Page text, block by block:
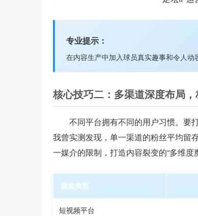
专业提示：
在内容生产中加入球员真实趣事和令人动
核心技巧二：多渠道深度布局
不同平台拥有不同的用户习惯。要
我曾实测发现，单一渠道的粉丝平均留
一媒介的限制，打造内容裂变的“多维度魔
渠道类型
短视频平台